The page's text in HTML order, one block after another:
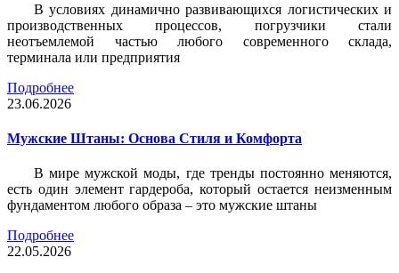
В условиях динамично развивающихся логистических и
производственных процессов, погрузчики стали
неотъемлемой частью любого современного склада,
терминала или предприятия
Подробнее
23.06.2026
Мужские Штаны: Основа Стиля и Комфорта
В мире мужской моды, где тренды постоянно меняются,
есть один элемент гардероба, который остается неизменным
фундаментом любого образа – это мужские штаны
Подробнее
22.05.2026